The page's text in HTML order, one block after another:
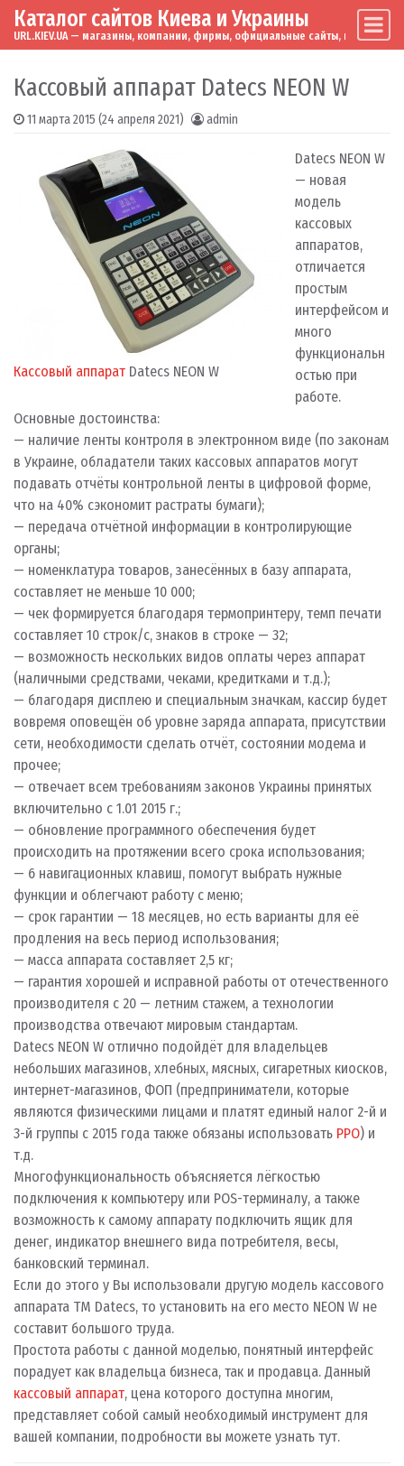
Skip to content
Main Navigation
Каталог сайтов Киева и Украины
URL.KIEV.UA — магазины, компании, фирмы, официальные сайты, мировые
Кассовый аппарат Datecs NEON W
11 марта 2015 (24 апреля 2021) admin
Кассовый аппарат Datecs NEON W
Datecs NEON W
— новая
модель
кассовых
аппаратов,
отличается
простым
интерфейсом и
много
функциональн
остью при
работе.
Основные достоинства:
— наличие ленты контроля в электронном виде (по законам
в Украине, обладатели таких кассовых аппаратов могут
подавать отчёты контрольной ленты в цифровой форме,
что на 40% сэкономит растраты бумаги);
— передача отчётной информации в контролирующие
органы;
— номенклатура товаров, занесённых в базу аппарата,
составляет не меньше 10 000;
— чек формируется благодаря термопринтеру, темп печати
составляет 10 строк/с, знаков в строке — 32;
— возможность нескольких видов оплаты через аппарат
(наличными средствами, чеками, кредитками и т.д.);
— благодаря дисплею и специальным значкам, кассир будет
вовремя оповещён об уровне заряда аппарата, присутствии
сети, необходимости сделать отчёт, состоянии модема и
прочее;
— отвечает всем требованиям законов Украины принятых
включительно с 1.01 2015 г.;
— обновление программного обеспечения будет
происходить на протяжении всего срока использования;
— 6 навигационных клавиш, помогут выбрать нужные
функции и облегчают работу с меню;
— срок гарантии — 18 месяцев, но есть варианты для её
продления на весь период использования;
— масса аппарата составляет 2,5 кг;
— гарантия хорошей и исправной работы от отечественного
производителя с 20 — летним стажем, а технологии
производства отвечают мировым стандартам.
Datecs NEON W отлично подойдёт для владельцев
небольших магазинов, хлебных, мясных, сигаретных киосков,
интернет-магазинов, ФОП (предприниматели, которые
являются физическими лицами и платят единый налог 2-й и
3-й группы с 2015 года также обязаны использовать РРО) и
т.д.
Многофункциональность объясняется лёгкостью
подключения к компьютеру или POS-терминалу, а также
возможность к самому аппарату подключить ящик для
денег, индикатор внешнего вида потребителя, весы,
банковский терминал.
Если до этого у Вы использовали другую модель кассового
аппарата ТМ Datecs, то установить на его место NEON W не
составит большого труда.
Простота работы с данной моделью, понятный интерфейс
порадует как владельца бизнеса, так и продавца. Данный
кассовый аппарат, цена которого доступна многим,
представляет собой самый необходимый инструмент для
вашей компании, подробности вы можете узнать тут.